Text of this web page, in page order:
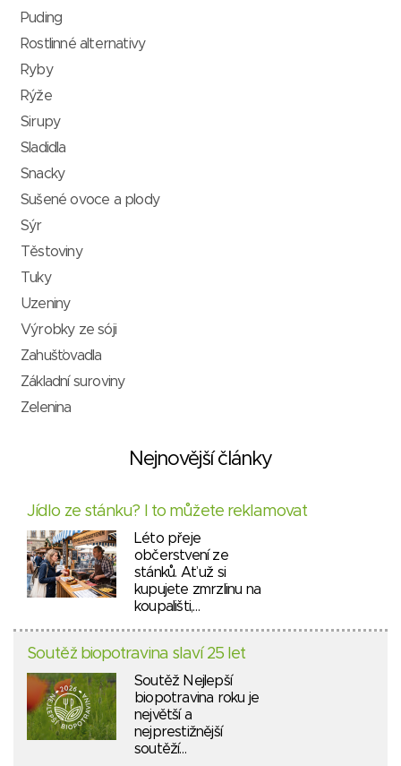
Puding
Rostlinné alternativy
Ryby
Rýže
Sirupy
Sladidla
Snacky
Sušené ovoce a plody
Sýr
Těstoviny
Tuky
Uzeniny
Výrobky ze sóji
Zahušťovadla
Základní suroviny
Zelenina
Nejnovější články
Jídlo ze stánku? I to můžete reklamovat
Léto přeje
občerstvení ze
stánků. Ať už si
kupujete zmrzlinu na
koupališti,…
Soutěž biopotravina slaví 25 let
Soutěž Nejlepší
biopotravina roku je
největší a
nejprestižnější
soutěží…